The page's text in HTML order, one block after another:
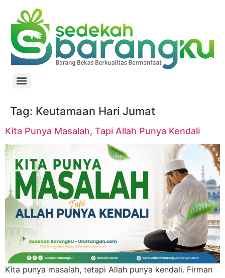
Tag: Keutamaan Hari Jumat
Kita Punya Masalah, Tapi Allah Punya Kendali
Kita punya masalah, tetapi Allah punya kendali. Firman